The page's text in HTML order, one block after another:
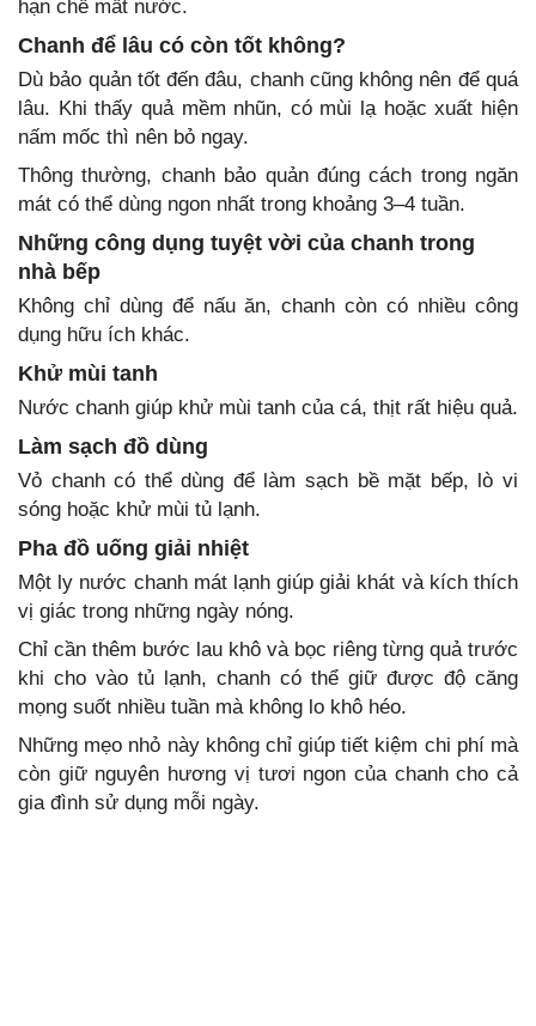
hạn chế mất nước.
Chanh để lâu có còn tốt không?
Dù bảo quản tốt đến đâu, chanh cũng không nên để quá
lâu. Khi thấy quả mềm nhũn, có mùi lạ hoặc xuất hiện
nấm mốc thì nên bỏ ngay.
Thông thường, chanh bảo quản đúng cách trong ngăn
mát có thể dùng ngon nhất trong khoảng 3–4 tuần.
Những công dụng tuyệt vời của chanh trong
nhà bếp
Không chỉ dùng để nấu ăn, chanh còn có nhiều công
dụng hữu ích khác.
Khử mùi tanh
Nước chanh giúp khử mùi tanh của cá, thịt rất hiệu quả.
Làm sạch đồ dùng
Vỏ chanh có thể dùng để làm sạch bề mặt bếp, lò vi
sóng hoặc khử mùi tủ lạnh.
Pha đồ uống giải nhiệt
Một ly nước chanh mát lạnh giúp giải khát và kích thích
vị giác trong những ngày nóng.
Chỉ cần thêm bước lau khô và bọc riêng từng quả trước
khi cho vào tủ lạnh, chanh có thể giữ được độ căng
mọng suốt nhiều tuần mà không lo khô héo.
Những mẹo nhỏ này không chỉ giúp tiết kiệm chi phí mà
còn giữ nguyên hương vị tươi ngon của chanh cho cả
gia đình sử dụng mỗi ngày.